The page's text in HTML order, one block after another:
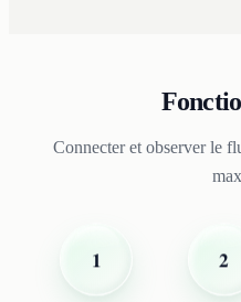
Connecter et observer le
1 2